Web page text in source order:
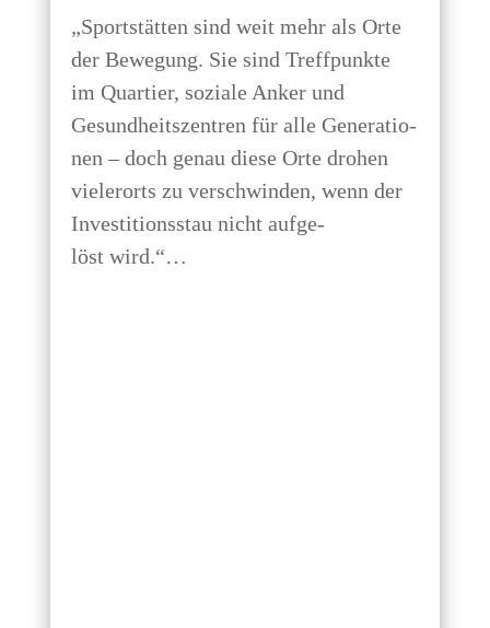
„Sport­stät­ten sind weit mehr als Orte
der Bewe­gung. Sie sind Treff­punk­te
im Quar­tier, sozia­le Anker und
Gesund­heits­zen­tren für alle Gene­ra­tio­
nen – doch genau die­se Orte dro­hen
vie­ler­orts zu ver­schwin­den, wenn der
Inves­ti­ti­ons­stau nicht auf­ge­
löst wird.“…